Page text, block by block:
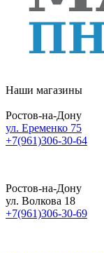
Наши магазины
Ростов-на-Дону
ул. Еременко 75
+7(961)306-30-64
Ростов-на-Дону
ул. Волкова 18
+7(961)306-30-69